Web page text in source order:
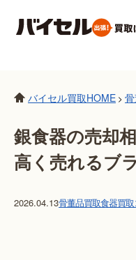
バイセル買取HOME >
銀食器の売却
高く売れるブ
2026.04.13骨董品買取食器買取